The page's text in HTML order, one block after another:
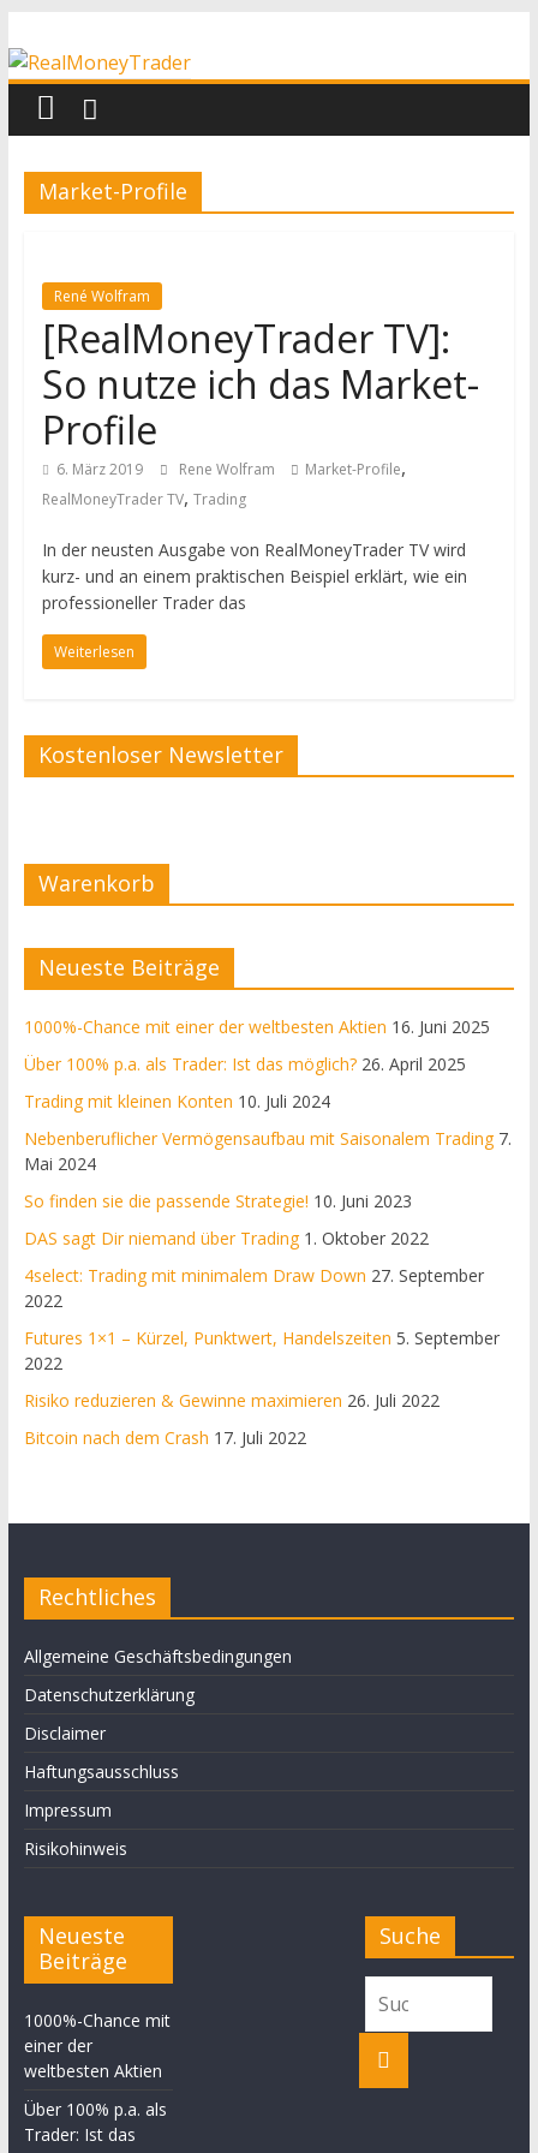
Inhalt
springen
RealMoneyTrader
Echtgeld-
Trading
Market-Profile
René Wolfram
[RealMoneyTrader TV]:
So nutze ich das Market-
Profile
6. März 2019 Rene Wolfram Market-Profile,
RealMoneyTrader TV, Trading
In der neusten Ausgabe von RealMoneyTrader TV wird
kurz- und an einem praktischen Beispiel erklärt, wie ein
professioneller Trader das
Weiterlesen
Kostenloser Newsletter
Warenkorb
Neueste Beiträge
1000%-Chance mit einer der weltbesten Aktien 16. Juni 2025
Über 100% p.a. als Trader: Ist das möglich? 26. April 2025
Trading mit kleinen Konten 10. Juli 2024
Nebenberuflicher Vermögensaufbau mit Saisonalem Trading 7.
Mai 2024
So finden sie die passende Strategie! 10. Juni 2023
DAS sagt Dir niemand über Trading 1. Oktober 2022
4select: Trading mit minimalem Draw Down 27. September
2022
Futures 1×1 – Kürzel, Punktwert, Handelszeiten 5. September
2022
Risiko reduzieren & Gewinne maximieren 26. Juli 2022
Bitcoin nach dem Crash 17. Juli 2022
Rechtliches
Allgemeine Geschäftsbedingungen
Datenschutzerklärung
Disclaimer
Haftungsausschluss
Impressum
Risikohinweis
Neueste
Beiträge
1000%-Chance mit
einer der
weltbesten Aktien
Über 100% p.a. als
Trader: Ist das
Suche